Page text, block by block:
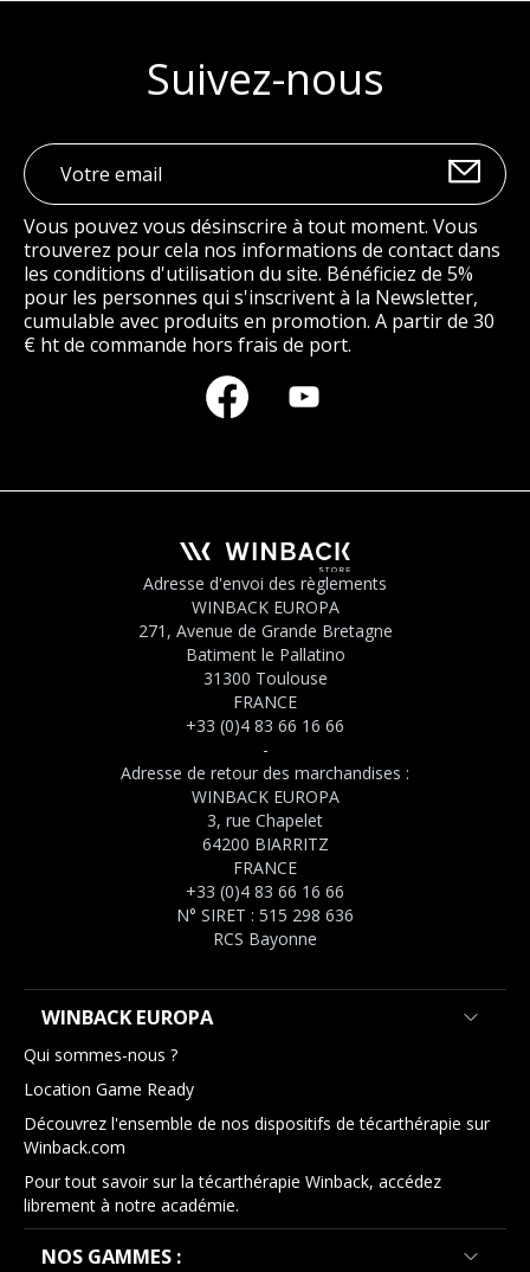
Suivez-nous
Vous pouvez vous désinscrire à tout moment. Vous
trouverez pour cela nos informations de contact dans
les conditions d'utilisation du site. Bénéficiez de 5%
pour les personnes qui s'inscrivent à la Newsletter,
cumulable avec produits en promotion. A partir de 30
€ ht de commande hors frais de port.
Adresse d'envoi des règlements
WINBACK EUROPA
271, Avenue de Grande Bretagne
Batiment le Pallatino
31300 Toulouse
FRANCE
+33 (0)4 83 66 16 66
-
Adresse de retour des marchandises :
WINBACK EUROPA
3, rue Chapelet
64200 BIARRITZ
FRANCE
+33 (0)4 83 66 16 66
N° SIRET : 515 298 636
RCS Bayonne
WINBACK EUROPA
Qui sommes-nous ?
Location Game Ready
Découvrez l'ensemble de nos dispositifs de técarthérapie sur
Winback.com
Pour tout savoir sur la técarthérapie Winback, accédez
librement à notre académie.
NOS GAMMES :